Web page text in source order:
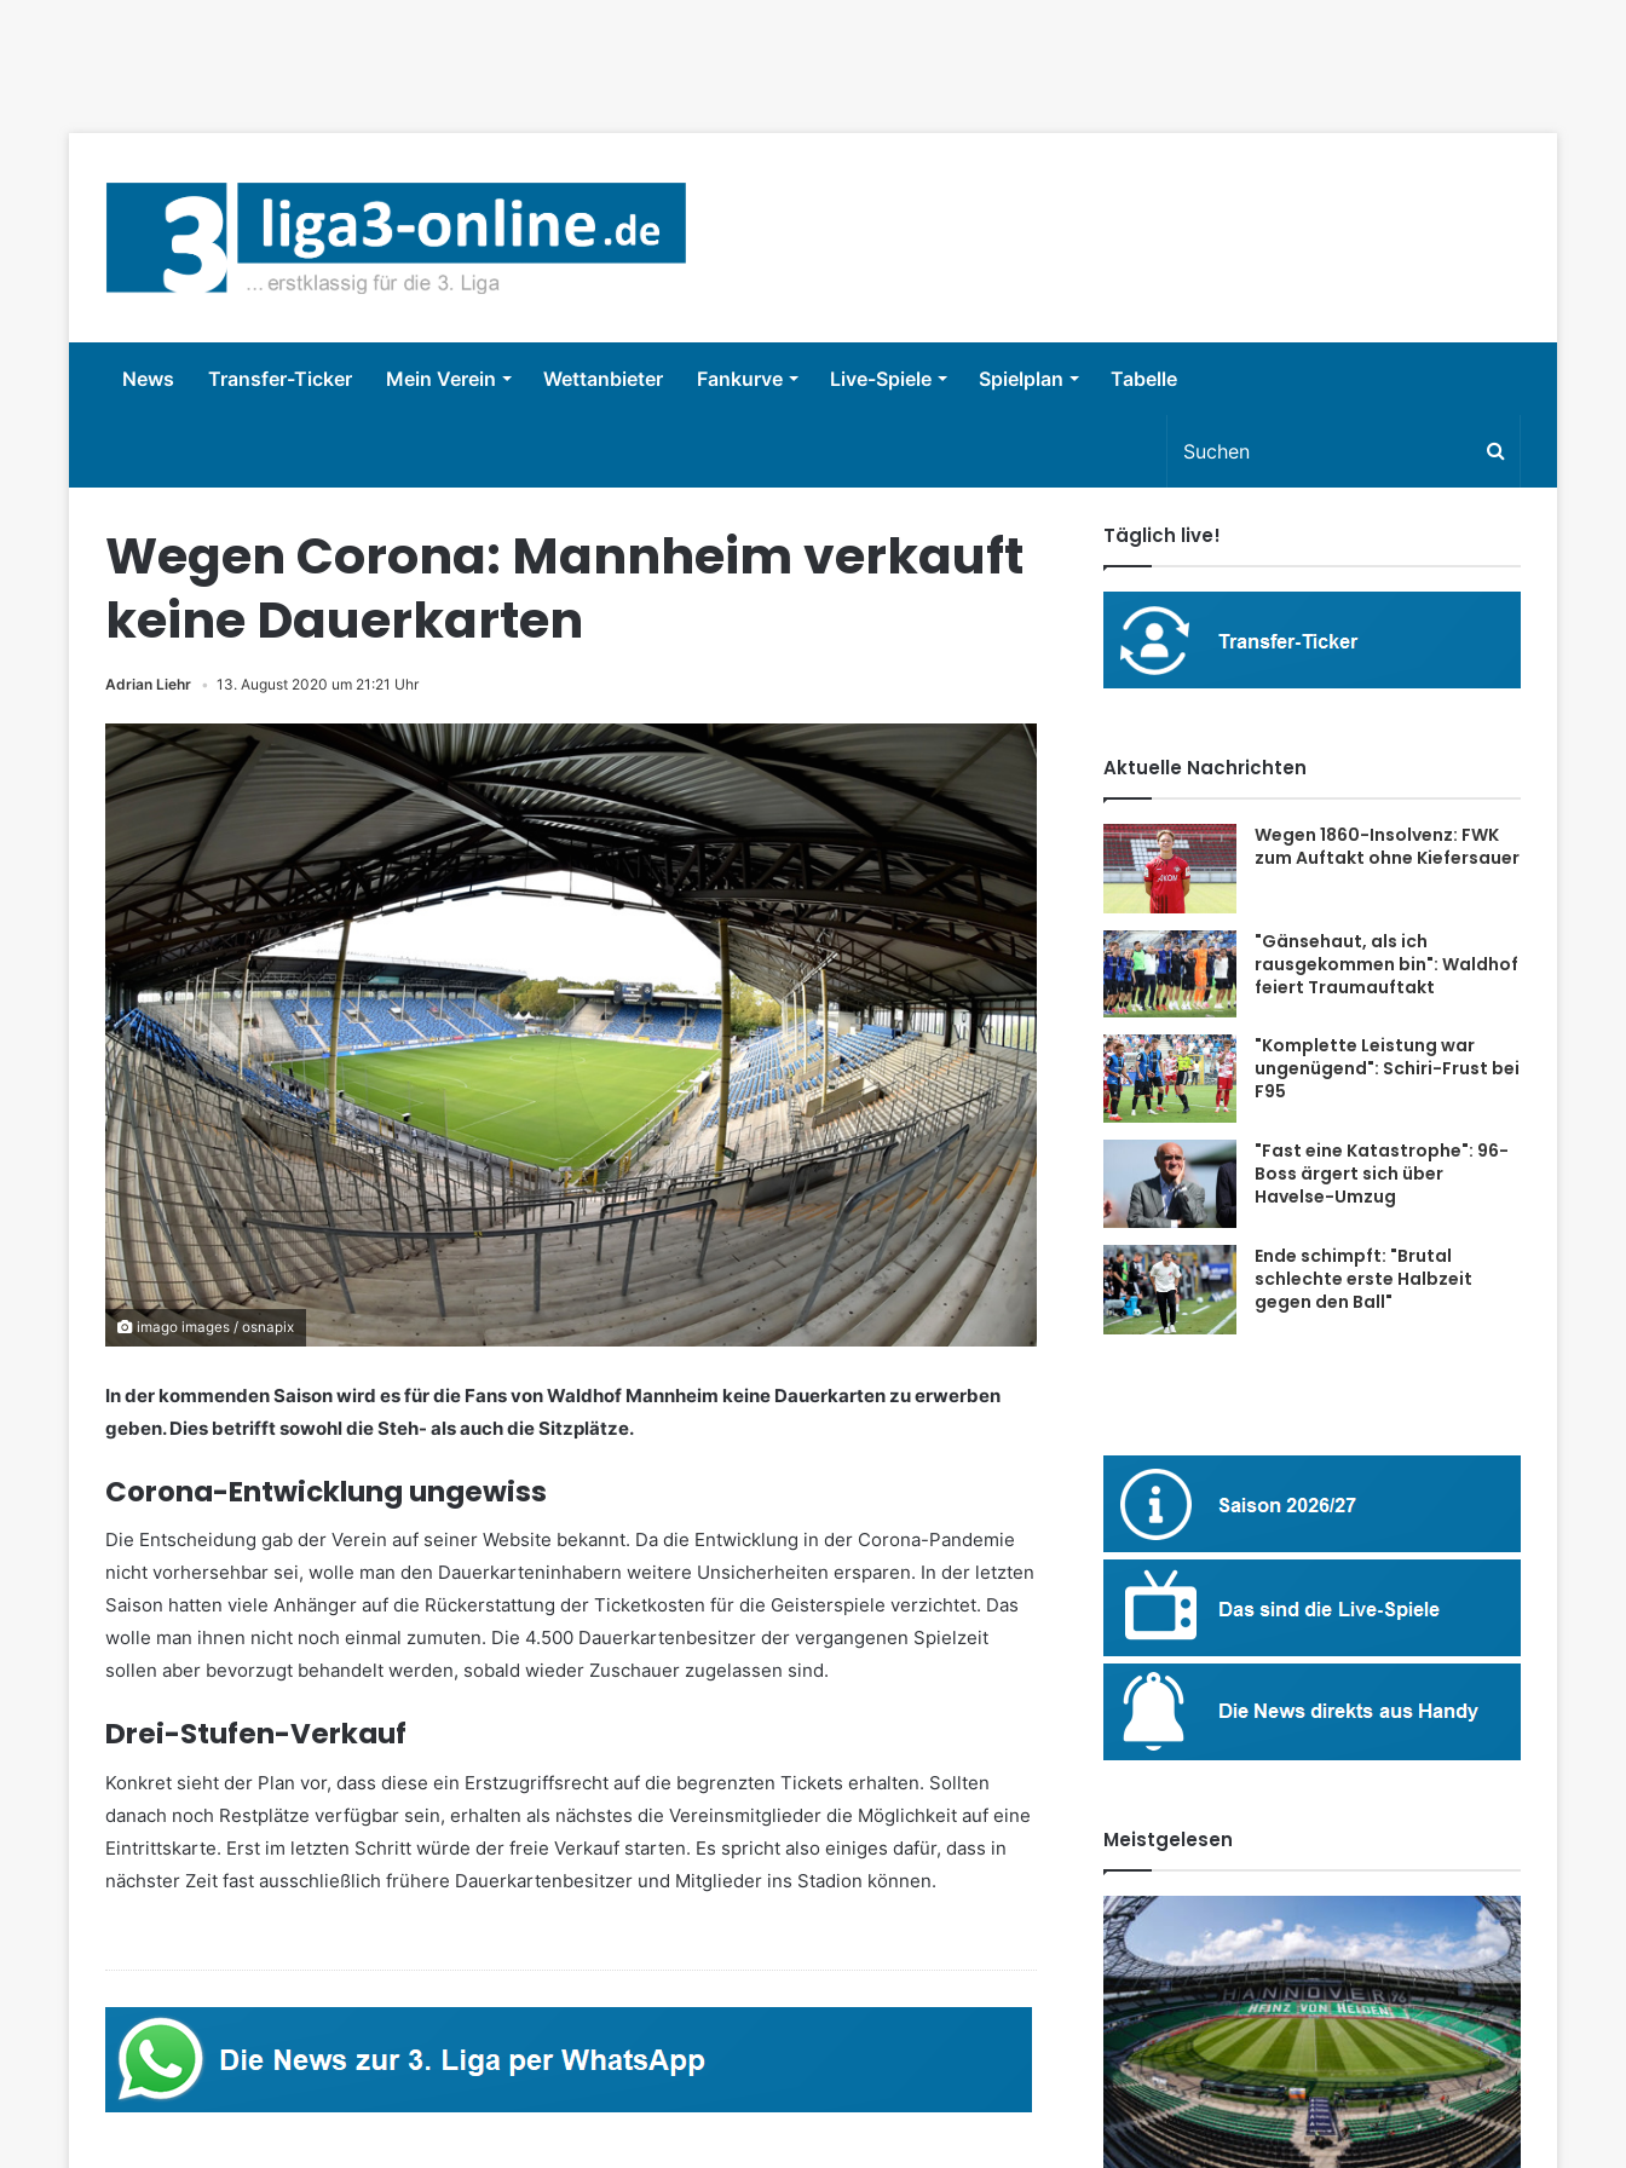
News Transfer-Ticker Mein Verein Wettanbieter Fankurve Live-Spiele Spielplan Tabelle
Wegen Corona: Mannheim verkauft
keine Dauerkarten
Adrian Liehr 13. August 2020 um 21:21 Uhr
imago images / osnapix
In der kommenden Saison wird es für die Fans von Waldhof Mannheim keine Dauerkarten zu erwerben
geben. Dies betrifft sowohl die Steh- als auch die Sitzplätze.
Corona-Entwicklung ungewiss
Die Entscheidung gab der Verein auf seiner Website bekannt. Da die Entwicklung in der Corona-Pandemie
nicht vorhersehbar sei, wolle man den Dauerkarteninhabern weitere Unsicherheiten ersparen. In der letzten
Saison hatten viele Anhänger auf die Rückerstattung der Ticketkosten für die Geisterspiele verzichtet. Das
wolle man ihnen nicht noch einmal zumuten. Die 4.500 Dauerkartenbesitzer der vergangenen Spielzeit
sollen aber bevorzugt behandelt werden, sobald wieder Zuschauer zugelassen sind.
Drei-Stufen-Verkauf
Konkret sieht der Plan vor, dass diese ein Erstzugriffsrecht auf die begrenzten Tickets erhalten. Sollten
danach noch Restplätze verfügbar sein, erhalten als nächstes die Vereinsmitglieder die Möglichkeit auf eine
Eintrittskarte. Erst im letzten Schritt würde der freie Verkauf starten. Es spricht also einiges dafür, dass in
nächster Zeit fast ausschließlich frühere Dauerkartenbesitzer und Mitglieder ins Stadion können.
Täglich live!
Aktuelle Nachrichten
Wegen 1860-Insolvenz: FWK
zum Auftakt ohne Kiefersauer
"Gänsehaut, als ich
rausgekommen bin": Waldhof
feiert Traumauftakt
"Komplette Leistung war
ungenügend": Schiri-Frust bei
F95
"Fast eine Katastrophe": 96-
Boss ärgert sich über
Havelse-Umzug
Ende schimpft: "Brutal
schlechte erste Halbzeit
gegen den Ball"
Meistgelesen